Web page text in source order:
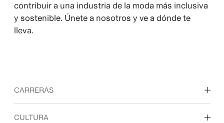
contribuir a una industria de la moda más inclusiva
y sostenible. Únete a nosotros y ve a dónde te
lleva.
CARRERAS
Descubre nuestras áreas de trabajo
CULTURA